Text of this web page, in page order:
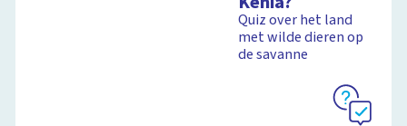
Quiz over het land
met wilde dieren op
de savanne